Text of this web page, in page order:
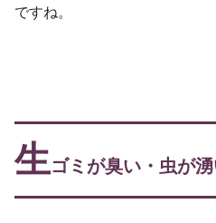
ですね。
生ゴミが臭い・虫が